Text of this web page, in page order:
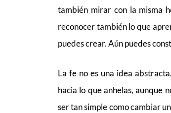
también mirar con la misma
reconocer también lo que
puedes crear. Aún puedes
La fe no es una idea
hacia lo que anhelas, aunque
ser tan simple como cambiar